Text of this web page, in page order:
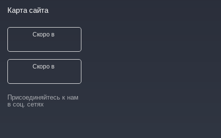
Карта сайта
Скоро в
Скоро в
Присоединяйтесь к нам
в соц. сетях